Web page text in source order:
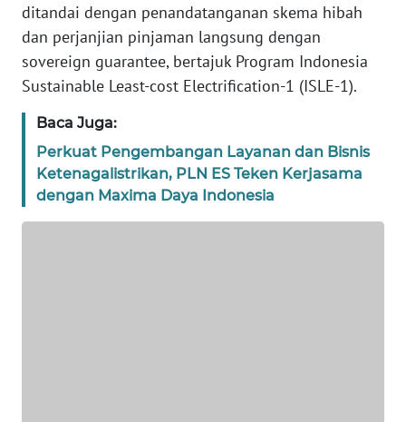
ditandai dengan penandatanganan skema hibah
dan perjanjian pinjaman langsung dengan
sovereign guarantee, bertajuk Program Indonesia
Sustainable Least-cost Electrification-1 (ISLE-1).
Baca Juga:
Perkuat Pengembangan Layanan dan Bisnis
Ketenagalistrikan, PLN ES Teken Kerjasama
dengan Maxima Daya Indonesia
DISCLAIMER
News
Regional
WN
SUMUT
WN